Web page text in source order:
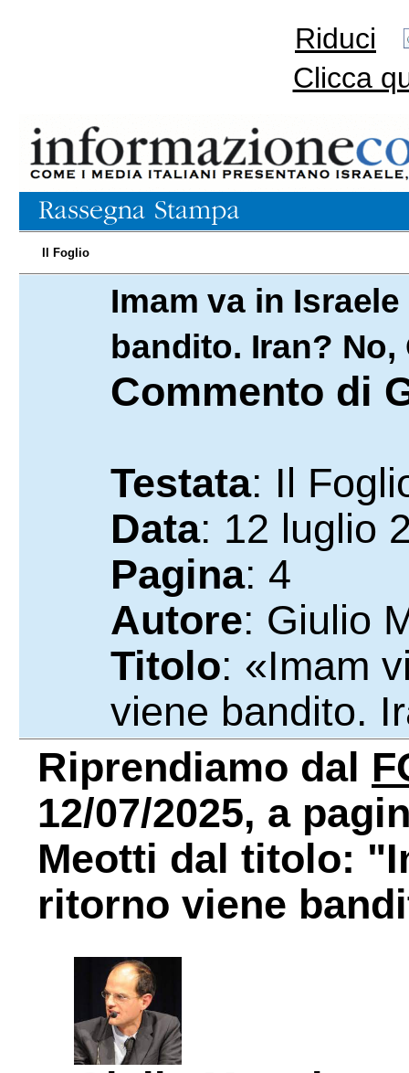
Riduci
Clicca
Il Foglio
Imam va in
bandito. Iran? No,
Commento di
Testata: Il
Data: 12 luglio
Pagina: 4
Autore: Giulio
Titolo: «Imam
viene bandito.
Riprendiamo dal
12/07/2025, a
Meotti dal titolo:
ritorno viene